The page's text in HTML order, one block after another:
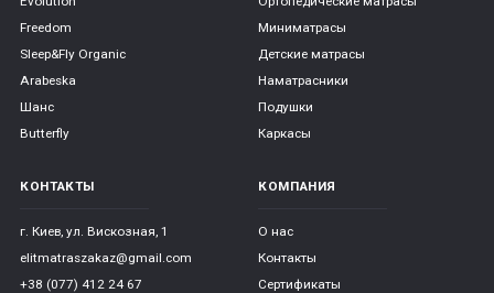
Freedom
Sleep&Fly Organic
Arabeska
Шанс
Butterfly
Миниматрасы
Детские матрасы
Наматрасники
Подушки
Каркасы
КОНТАКТЫ
г. Киев, ул. Вискозная, 1
elitmatraszakaz@gmail.com
+38 (077) 412 24 67
КОМПАНИЯ
О нас
Контакты
Сертификаты